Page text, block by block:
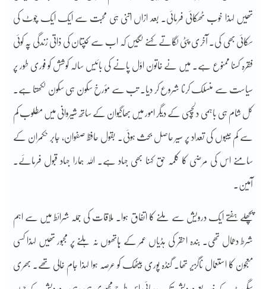
تھیں لہذا خوب ٹھکائی فرمائی۔ بعد ازاں اتنی ہی محبت سے ایک ایک چوٹ کی
سکائی بھی کی۔ آخری پٹی لگاتے کہنے لگیں کہ اب سے کپتان کی ذاتی زندگی پہ کوئی
فقرہ کسنا ممنوع ہے۔ میں نے خاتون اوّل پانے کی بائیس سالہ کوشش کو فوری طور پر
سیاست سے منسلک کرنا شروع کر دیا۔ تب سے مؤرخ سکون ہی سکون لکھتا ہے۔
کل شام ہی باہمی دلچسپی کے دیگر امور میں بھاگیوان کے ساتھ شیروانی میں مطلوب کم
سے کم جیبوں کی تعداد پر سیر حاصل بحث ہوئی۔ بقول حافظ صفوان، جابر حکمران کے
سامنے اس کی مرضی کا کلمہ حق کہنا بھی جہاد ہے۔ اللہ ہمارا جہاد قبول فرمائے۔
آمین۔
پچھلے ہفتے ایک درویش سے ملنے کا اتفاق ہوا۔ ملاقات کی جملہ شرائط میں سے اہم
شرط دھمال تھی۔ بندہ احقر کی ہڈیاں عمر کے ہاتھوں نہ ہلنے پر مجبور تھیں لہذا کسی
معجون کا استعمال ناگزیر تھا۔ گنڈہ پوری بیٹھک کو عرصہ ہوا لہذا جام خالی تھے۔ بھری